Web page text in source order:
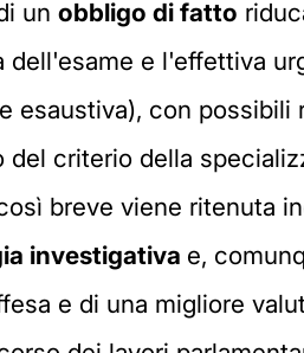
un obbligo di fatto
e l'effettiva
esaustiva), con
criterio della
breve viene ritenuta
investigativa e,
e di una migliore